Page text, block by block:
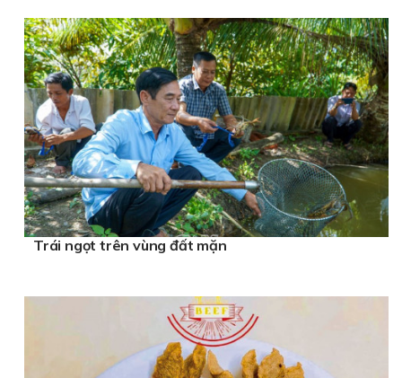
Trái ngọt trên vùng đất mặn